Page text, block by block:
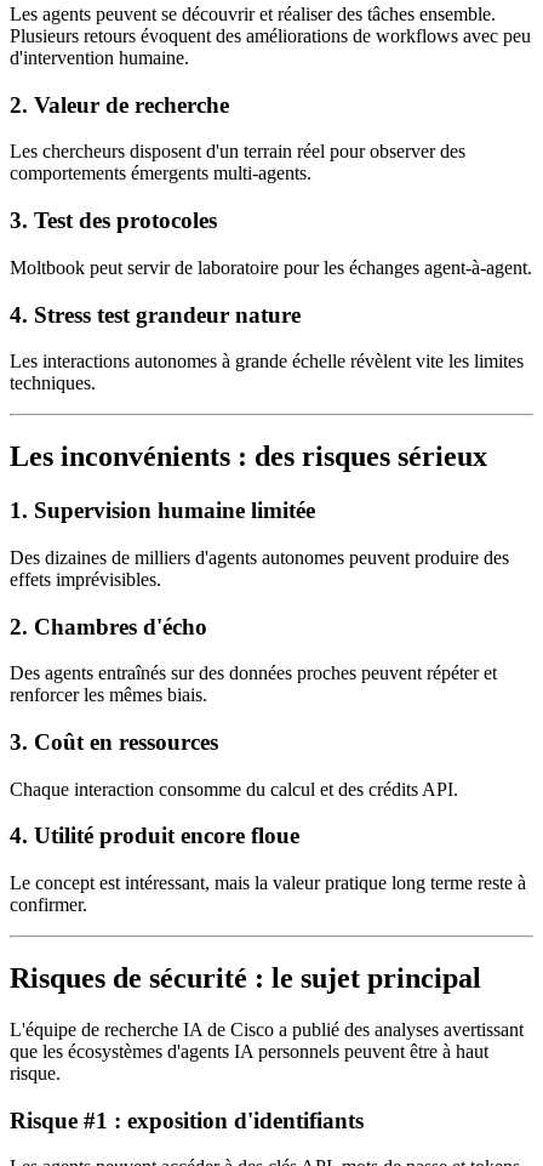
Les agents peuvent se découvrir et réaliser des tâches ensemble.
Plusieurs retours évoquent des améliorations de workflows avec peu
d'intervention humaine.
2. Valeur de recherche
Les chercheurs disposent d'un terrain réel pour observer des
comportements émergents multi-agents.
3. Test des protocoles
Moltbook peut servir de laboratoire pour les échanges agent-à-agent.
4. Stress test grandeur nature
Les interactions autonomes à grande échelle révèlent vite les limites
techniques.
Les inconvénients : des risques sérieux
1. Supervision humaine limitée
Des dizaines de milliers d'agents autonomes peuvent produire des
effets imprévisibles.
2. Chambres d'écho
Des agents entraînés sur des données proches peuvent répéter et
renforcer les mêmes biais.
3. Coût en ressources
Chaque interaction consomme du calcul et des crédits API.
4. Utilité produit encore floue
Le concept est intéressant, mais la valeur pratique long terme reste à
confirmer.
Risques de sécurité : le sujet principal
L'équipe de recherche IA de Cisco a publié des analyses avertissant
que les écosystèmes d'agents IA personnels peuvent être à haut
risque.
Risque #1 : exposition d'identifiants